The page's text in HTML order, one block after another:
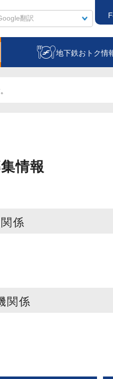
地下鉄おトク情
情報
係
関係